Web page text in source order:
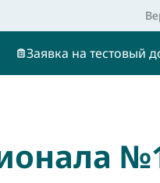
Заявка на тестовый